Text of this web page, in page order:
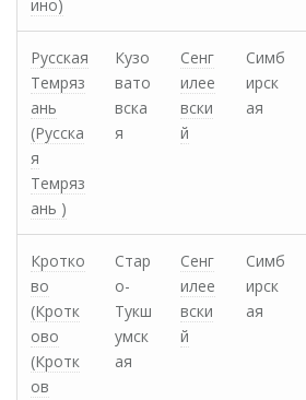
ино)
Русская
Темряз
ань
(Русска
я
Темряз
ань )
Кузо
вато
вска
я
Сенг
илее
вски
й
Симб
ирск
ая
Кротко
во
(Кротк
ово
(Кротк
ов
Стар
о-
Тукш
умск
ая
Сенг
илее
вски
й
Симб
ирск
ая